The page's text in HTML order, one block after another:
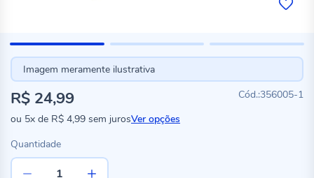
Imagem meramente ilustrativa
356005-1
R$ 24,99
ou 5x de R$ 4,99 sem jurosVer opções
Quantidade